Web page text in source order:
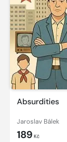
Absurdities
Jaroslav Bálek
189 Kč